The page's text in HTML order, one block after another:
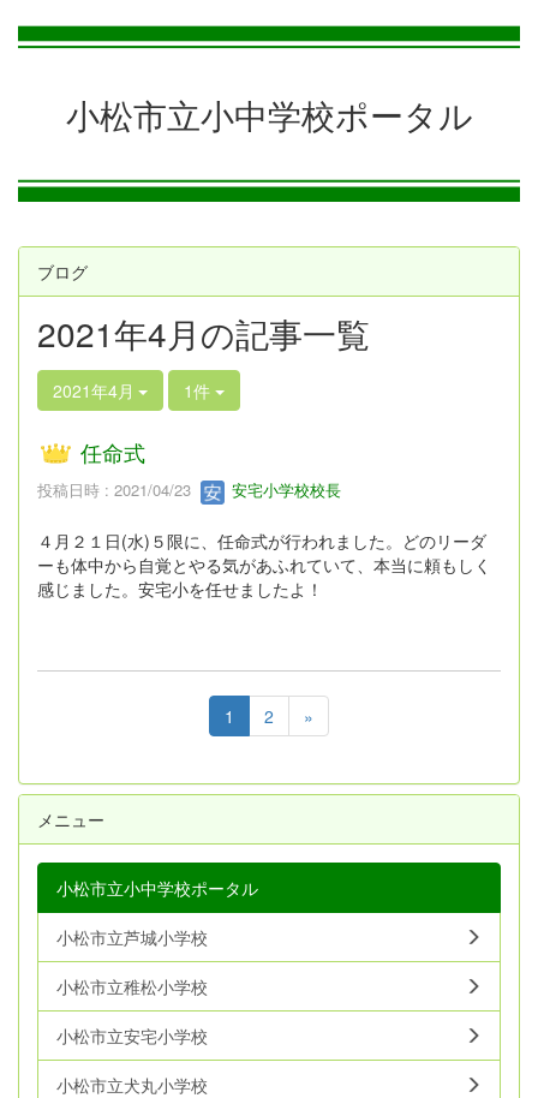
小松市立小中学校ポータル
ブログ
2021年4月の記事一覧
2021年4月 1件
任命式
投稿日時 : 2021/04/23 安宅小学校校長
４月２１日(水)５限に、任命式が行われました。どのリーダ
ーも体中から自覚とやる気があふれていて、本当に頼もしく
感じました。安宅小を任せましたよ！
1 2 »
メニュー
小松市立小中学校ポータル
小松市立芦城小学校
小松市立稚松小学校
小松市立安宅小学校
小松市立犬丸小学校